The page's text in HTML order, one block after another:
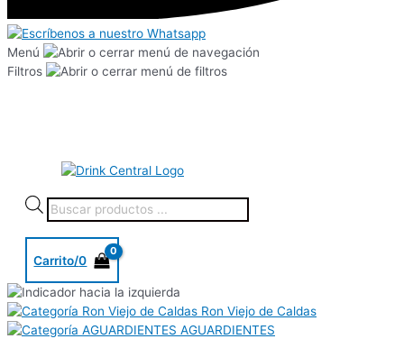
Menú
Filtros
Carrito/0
Ron Viejo de Caldas
AGUARDIENTES